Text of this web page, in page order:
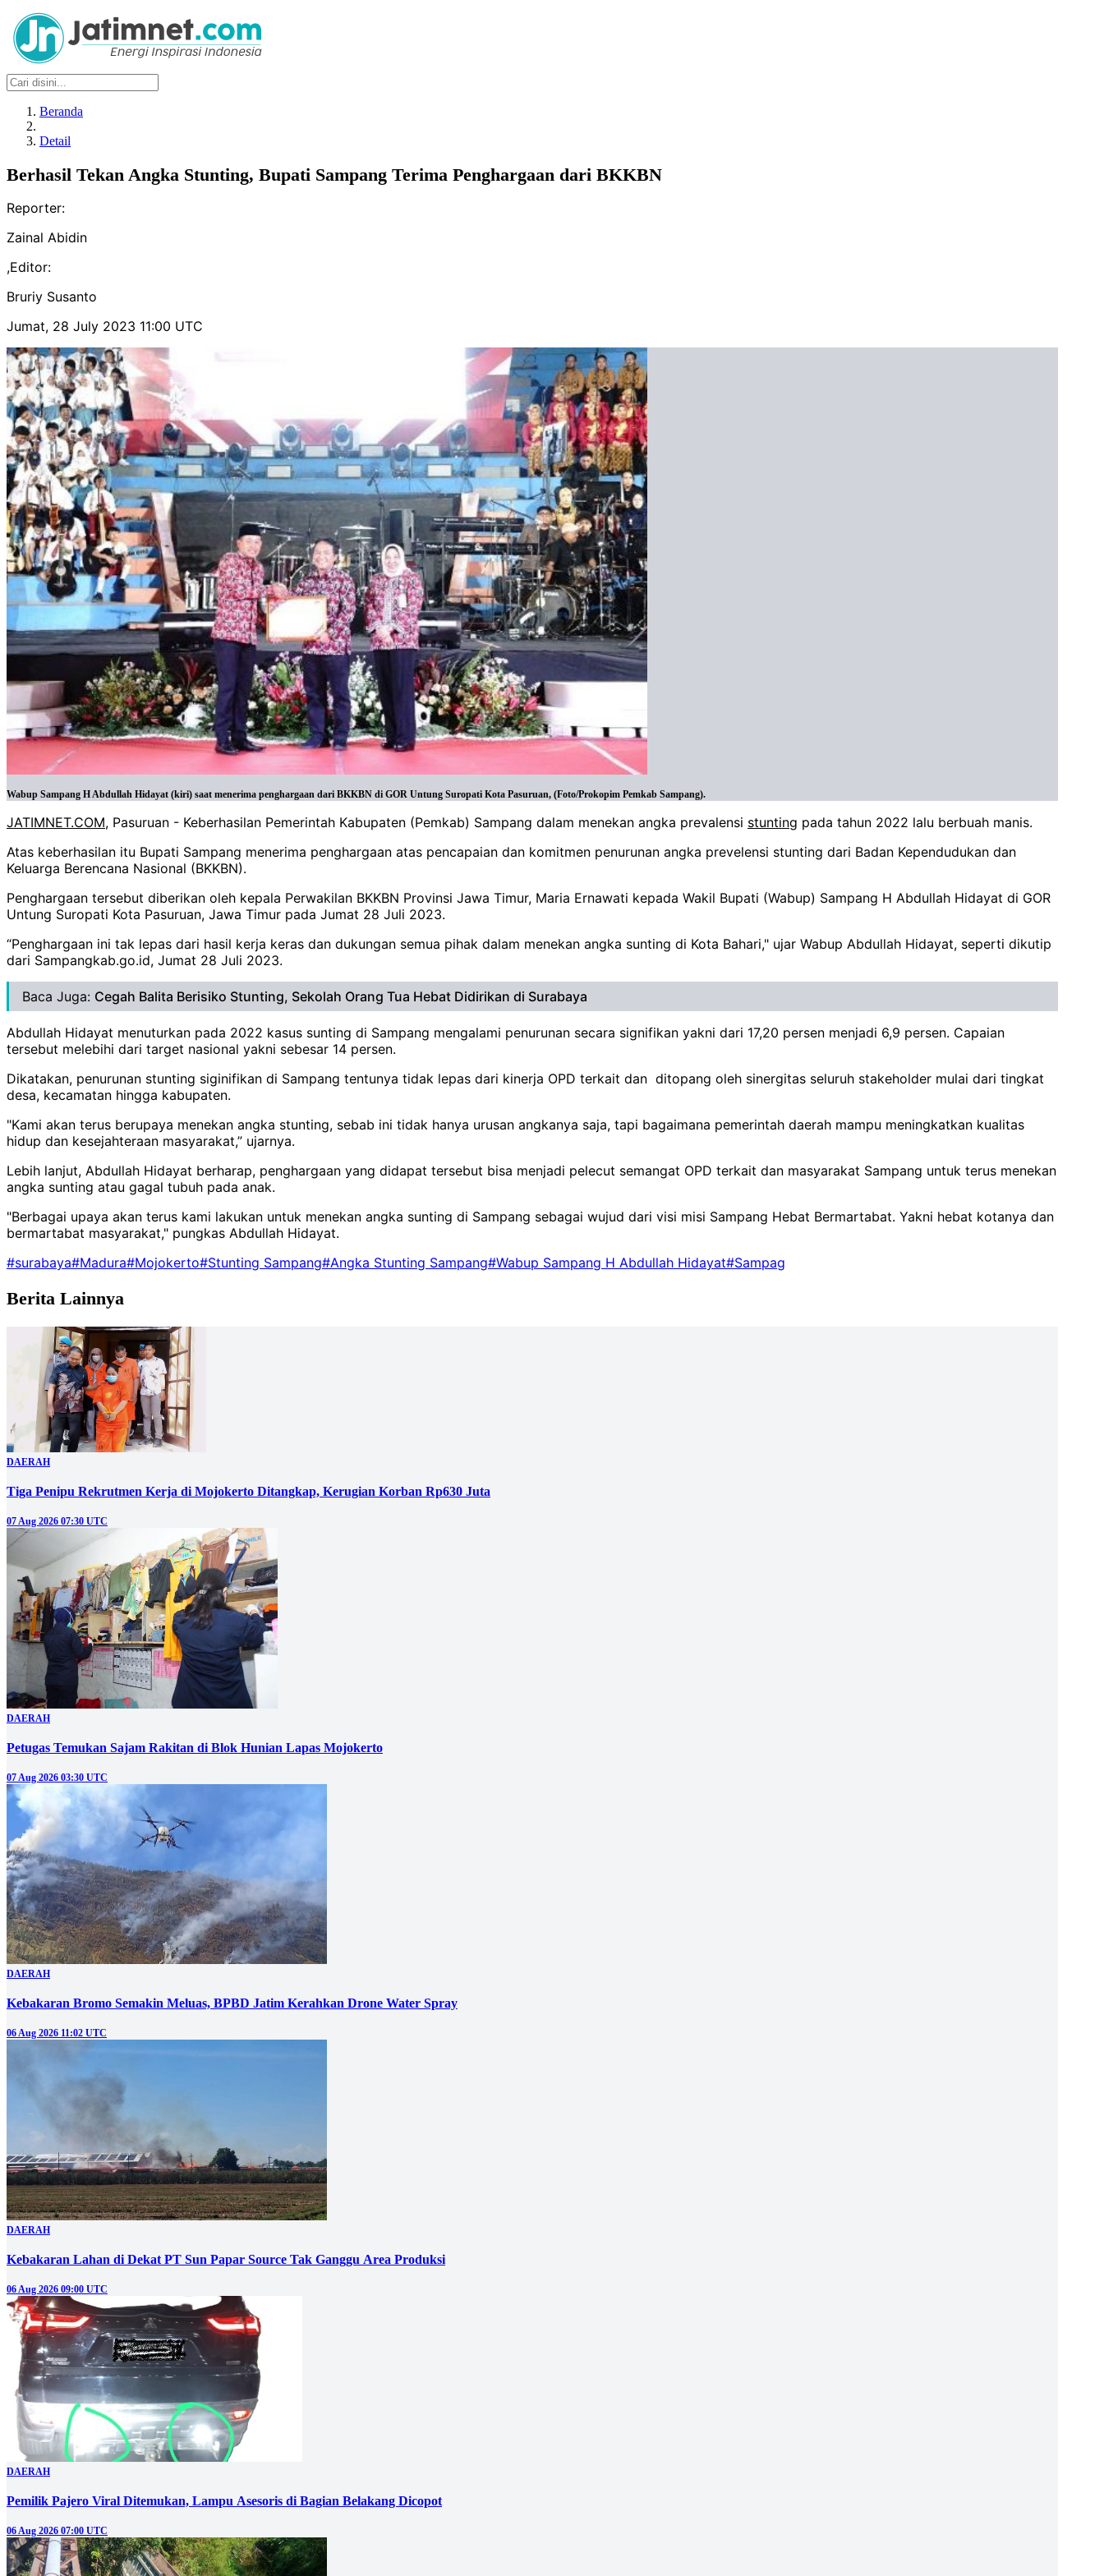
Beranda
Detail
Berhasil Tekan Angka Stunting, Bupati Sampang Terima Penghargaan dari BKKBN
Reporter:
Zainal Abidin
,Editor:
Bruriy Susanto
Jumat, 28 July 2023 11:00 UTC
Wabup Sampang H Abdullah Hidayat (kiri) saat menerima penghargaan dari BKKBN di GOR Untung Suropati Kota Pasuruan, (Foto/Prokopim Pemkab Sampang).
JATIMNET.COM, Pasuruan - Keberhasilan Pemerintah Kabupaten (Pemkab) Sampang dalam menekan angka prevalensi stunting pada tahun 2022 lalu berbuah manis.
Atas keberhasilan itu Bupati Sampang menerima penghargaan atas pencapaian dan komitmen penurunan angka prevelensi stunting dari Badan Kependudukan dan
Keluarga Berencana Nasional (BKKBN).
Penghargaan tersebut diberikan oleh kepala Perwakilan BKKBN Provinsi Jawa Timur, Maria Ernawati kepada Wakil Bupati (Wabup) Sampang H Abdullah Hidayat di GOR
Untung Suropati Kota Pasuruan, Jawa Timur pada Jumat 28 Juli 2023.
“Penghargaan ini tak lepas dari hasil kerja keras dan dukungan semua pihak dalam menekan angka sunting di Kota Bahari," ujar Wabup Abdullah Hidayat, seperti dikutip
dari Sampangkab.go.id, Jumat 28 Juli 2023.
Baca Juga: Cegah Balita Berisiko Stunting, Sekolah Orang Tua Hebat Didirikan di Surabaya
Abdullah Hidayat menuturkan pada 2022 kasus sunting di Sampang mengalami penurunan secara signifikan yakni dari 17,20 persen menjadi 6,9 persen. Capaian
tersebut melebihi dari target nasional yakni sebesar 14 persen.
Dikatakan, penurunan stunting siginifikan di Sampang tentunya tidak lepas dari kinerja OPD terkait dan ditopang oleh sinergitas seluruh stakeholder mulai dari tingkat
desa, kecamatan hingga kabupaten.
"Kami akan terus berupaya menekan angka stunting, sebab ini tidak hanya urusan angkanya saja, tapi bagaimana pemerintah daerah mampu meningkatkan kualitas
hidup dan kesejahteraan masyarakat,” ujarnya.
Lebih lanjut, Abdullah Hidayat berharap, penghargaan yang didapat tersebut bisa menjadi pelecut semangat OPD terkait dan masyarakat Sampang untuk terus menekan
angka sunting atau gagal tubuh pada anak.
"Berbagai upaya akan terus kami lakukan untuk menekan angka sunting di Sampang sebagai wujud dari visi misi Sampang Hebat Bermartabat. Yakni hebat kotanya dan
bermartabat masyarakat," pungkas Abdullah Hidayat.
#surabaya#Madura#Mojokerto#Stunting Sampang#Angka Stunting Sampang#Wabup Sampang H Abdullah Hidayat#Sampag
Berita Lainnya
DAERAH
Tiga Penipu Rekrutmen Kerja di Mojokerto Ditangkap, Kerugian Korban Rp630 Juta
07 Aug 2026 07:30 UTC
DAERAH
Petugas Temukan Sajam Rakitan di Blok Hunian Lapas Mojokerto
07 Aug 2026 03:30 UTC
DAERAH
Kebakaran Bromo Semakin Meluas, BPBD Jatim Kerahkan Drone Water Spray
06 Aug 2026 11:02 UTC
DAERAH
Kebakaran Lahan di Dekat PT Sun Papar Source Tak Ganggu Area Produksi
06 Aug 2026 09:00 UTC
DAERAH
Pemilik Pajero Viral Ditemukan, Lampu Asesoris di Bagian Belakang Dicopot
06 Aug 2026 07:00 UTC